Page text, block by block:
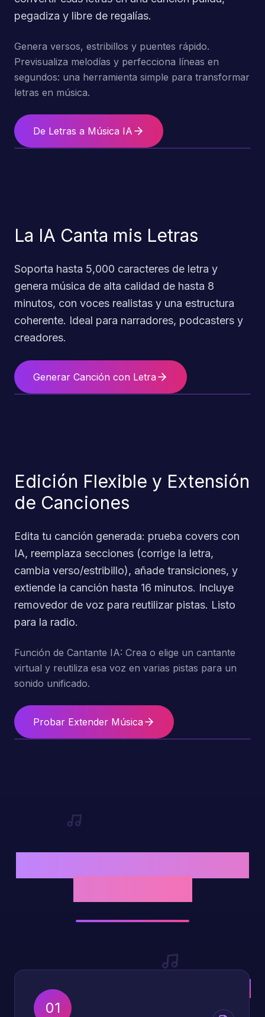
pegadiza y libre de regalías.
Genera versos, estribillos y puentes rápido.
Previsualiza melodías y perfecciona líneas en
segundos: una herramienta simple para transformar
letras en música.
De Letras a Música IA
La IA Canta mis Letras
Soporta hasta 5,000 caracteres de letra y
genera música de alta calidad de hasta 8
minutos, con voces realistas y una estructura
coherente. Ideal para narradores, podcasters y
creadores.
Generar Canción con Letra
Edición Flexible y Extensión
de Canciones
Edita tu canción generada: prueba covers con
IA, reemplaza secciones (corrige la letra,
cambia verso/estribillo), añade transiciones, y
extiende la canción hasta 16 minutos. Incluye
removedor de voz para reutilizar pistas. Listo
para la radio.
Función de Cantante IA: Crea o elige un cantante
virtual y reutiliza esa voz en varias pistas para un
sonido unificado.
Probar Extender Música
01